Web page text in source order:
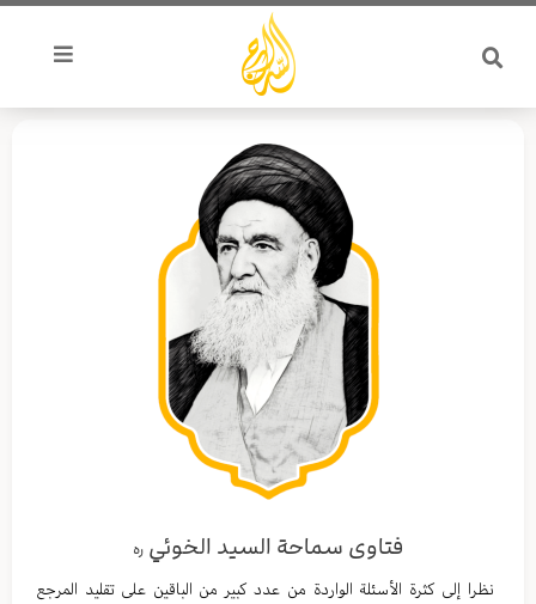
تخطي
المحتوى
فتاوى سماحة السيد الخوئي ره
نظرا إلى كثرة الأسئلة الواردة من عدد كبير من الباقين على تقليد المرجع